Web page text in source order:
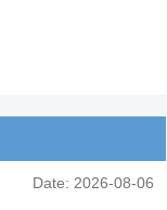
Date: 2026-08-06